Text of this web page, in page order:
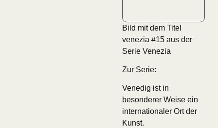
Bild mit dem Titel
venezia #15 aus der
Serie Venezia
Zur Serie:
Venedig ist in
besonderer Weise ein
internationaler Ort der
Kunst.